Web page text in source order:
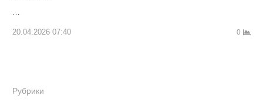
…
20.04.2026 07:40 0
Рубрики